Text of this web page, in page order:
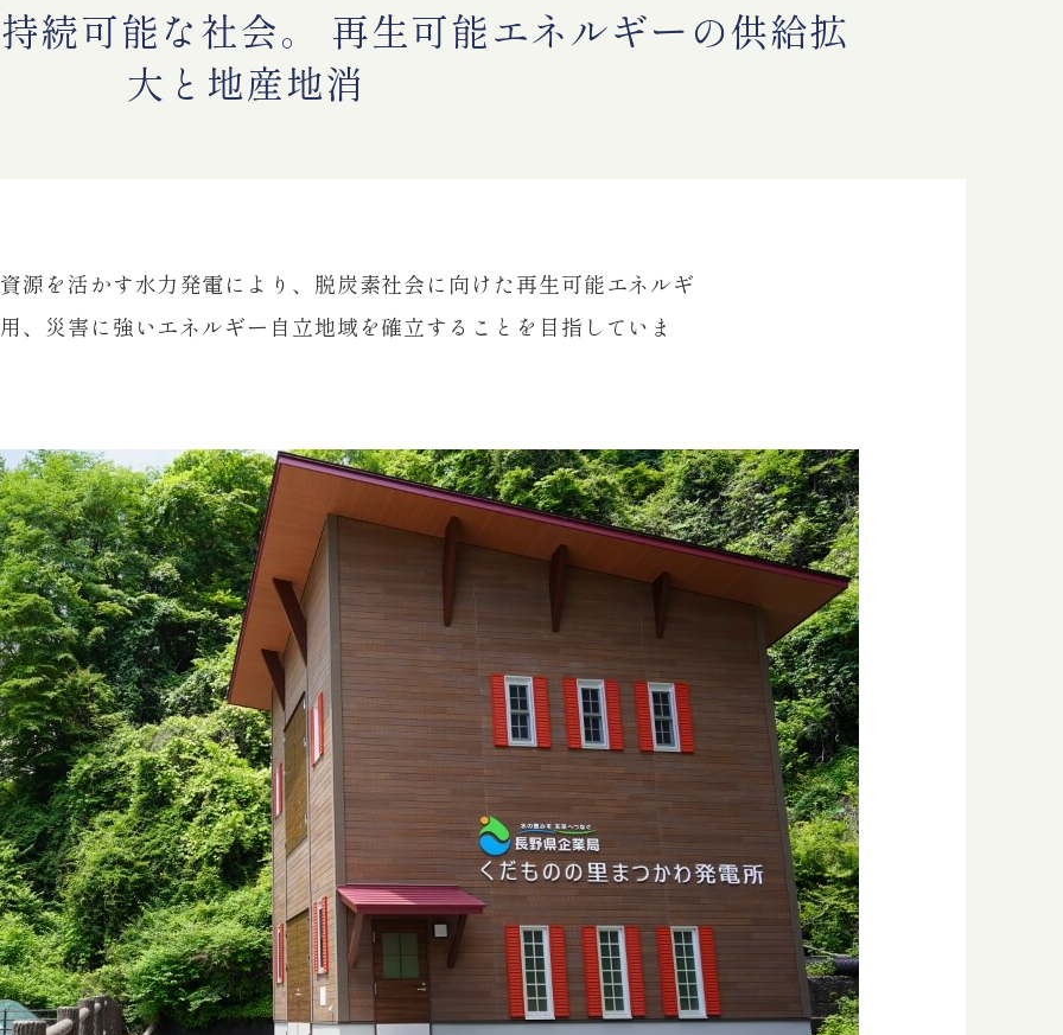
続可能な社会。 再生可能エネルギーの供給拡
大と地産地消
源を活かす水力発電により、脱炭素社会に向けた再生可能エネルギ
、災害に強いエネルギー自立地域を確立することを目指していま